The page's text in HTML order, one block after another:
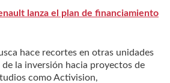
lanza el plan de financiamiento
hace recortes en otras unidades
la inversión hacia proyectos de
como Activision,